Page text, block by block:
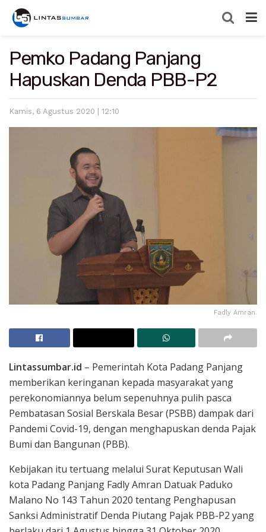
Pemko Padang Panjang
Hapuskan Denda PBB-P2
Kamis, 6 Agustus 2020 | 12:10
Fadly Amran.
Lintassumbar.id – Pemerintah Kota Padang Panjang
memberikan keringanan kepada masyarakat yang
perekonomiannya belum sepenuhnya pulih pasca
Pembatasan Sosial Berskala Besar (PSBB) dampak dari
Pandemi Covid-19, dengan menghapuskan denda Pajak
Bumi dan Bangunan (PBB).
Kebijakan itu tertuang melalui Surat Keputusan Wali
kota Padang Panjang Fadly Amran Datuak Paduko
Malano No 143 Tahun 2020 tentang Penghapusan
Sanksi Administratif Denda Piutang Pajak PBB-P2 yang